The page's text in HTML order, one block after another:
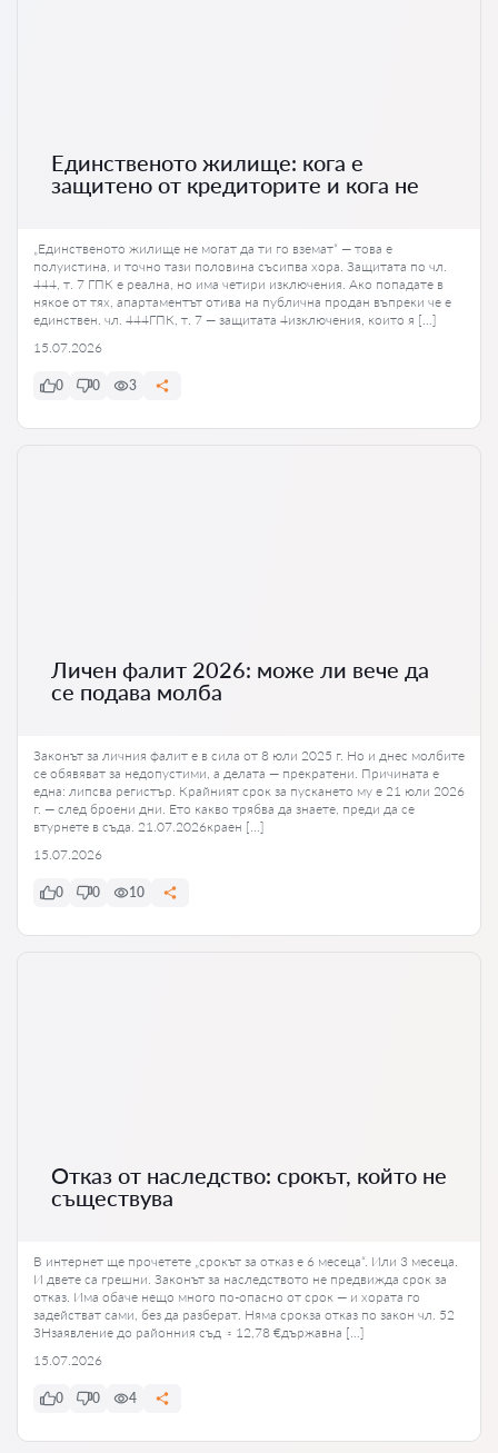
Единственото жилище: кога е
защитено от кредиторите и кога не
„Единственото жилище не могат да ти го вземат“ — това е
полуистина, и точно тази половина съсипва хора. Защитата по чл.
444, т. 7 ГПК е реална, но има четири изключения. Ако попадате в
някое от тях, апартаментът отива на публична продан въпреки че е
единствен. чл. 444ГПК, т. 7 — защитата 4изключения, които я […]
15.07.2026
0 0 3
Личен фалит 2026: може ли вече да
се подава молба
Законът за личния фалит е в сила от 8 юли 2025 г. Но и днес молбите
се обявяват за недопустими, а делата — прекратени. Причината е
една: липсва регистър. Крайният срок за пускането му е 21 юли 2026
г. — след броени дни. Ето какво трябва да знаете, преди да се
втурнете в съда. 21.07.2026краен […]
15.07.2026
0 0 10
Отказ от наследство: срокът, който не
съществува
В интернет ще прочетете „срокът за отказ е 6 месеца“. Или 3 месеца.
И двете са грешни. Законът за наследството не предвижда срок за
отказ. Има обаче нещо много по-опасно от срок — и хората го
задействат сами, без да разберат. Няма срокза отказ по закон чл. 52
ЗНзаявление до районния съд ≈ 12,78 €държавна […]
15.07.2026
0 0 4